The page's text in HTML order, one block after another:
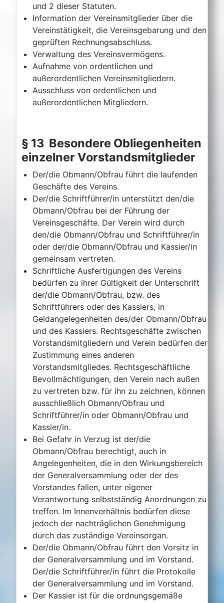
und 2 dieser Statuten.
Information der Vereinsmitglieder über die
Vereinstätigkeit, die Vereinsgebarung und den
geprüften Rechnungsabschluss.
Verwaltung des Vereinsvermögens.
Aufnahme von ordentlichen und
außerordentlichen Vereinsmitgliedern.
Ausschluss von ordentlichen und
außerordentlichen Mitgliedern.
§ 13 Besondere Obliegenheiten
einzelner Vorstandsmitglieder
Der/die Obmann/Obfrau führt die laufenden
Geschäfte des Vereins.
Der/die Schriftführer/in unterstützt den/die
Obmann/Obfrau bei der Führung der
Vereinsgeschäfte. Der Verein wird durch
den/die Obmann/Obfrau und Schriftführer/in
oder der/die Obmann/Obfrau und Kassier/in
gemeinsam vertreten.
Schriftliche Ausfertigungen des Vereins
bedürfen zu ihrer Gültigkeit der Unterschrift
der/die Obmann/Obfrau, bzw. des
Schriftführers oder des Kassiers, in
Geldangelegenheiten des/der Obmann/Obfrau
und des Kassiers. Rechtsgeschäfte zwischen
Vorstandsmitgliedern und Verein bedürfen der
Zustimmung eines anderen
Vorstandsmitgliedes. Rechtsgeschäftliche
Bevollmächtigungen, den Verein nach außen
zu vertreten bzw. für ihn zu zeichnen, können
ausschließlich Obmann/Obfrau und
Schriftführer/in oder Obmann/Obfrau und
Kassier/in.
Bei Gefahr in Verzug ist der/die
Obmann/Obfrau berechtigt, auch in
Angelegenheiten, die in den Wirkungsbereich
der Generalversammlung oder der des
Vorstandes fallen, unter eigener
Verantwortung selbstständig Anordnungen zu
treffen. Im Innenverhältnis bedürfen diese
jedoch der nachträglichen Genehmigung
durch das zuständige Vereinsorgan.
Der/die Obmann/Obfrau führt den Vorsitz in
der Generalversammlung und im Vorstand.
Der/die Schriftführer/in führt die Protokolle
der Generalversammlung und im Vorstand.
Der Kassier ist für die ordnungsgemäße